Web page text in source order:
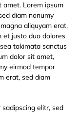
amet. Lorem ipsum
diam nonumy
aliquyam erat,
et justo duo dolores
takimata sanctus
dolor sit amet,
eirmod tempor
erat, sed diam
elitr, sed